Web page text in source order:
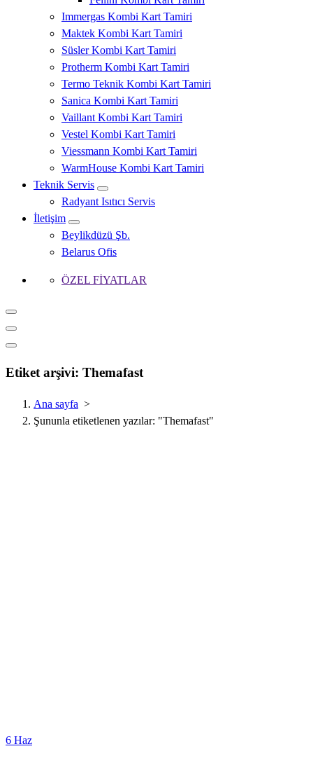
Immergas Kombi Kart Tamiri
Maktek Kombi Kart Tamiri
Süsler Kombi Kart Tamiri
Protherm Kombi Kart Tamiri
Termo Teknik Kombi Kart Tamiri
Sanica Kombi Kart Tamiri
Vaillant Kombi Kart Tamiri
Vestel Kombi Kart Tamiri
Viessmann Kombi Kart Tamiri
WarmHouse Kombi Kart Tamiri
Teknik Servis
Radyant Isıtıcı Servis
İletişim
Beylikdüzü Şb.
Belarus Ofis
ÖZEL FİYATLAR
Etiket arşivi: Themafast
Ana sayfa >
Şununla etiketlenen yazılar: "Themafast"
6 Haz